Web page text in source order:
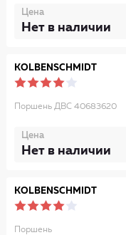
Цена
Нет в наличии
KOLBENSCHMIDT
Поршень ДВС 40683620
Цена
Нет в наличии
KOLBENSCHMIDT
Поршень